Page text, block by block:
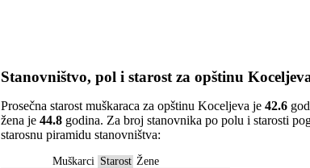
Stanovništvo, pol i starost za opštinu
Prosečna starost muškaraca za opštinu Koceljeva je 42.6
žena je 44.8 godina. Za broj stanovnika po polu i starosti
starosnu piramidu stanovništva:
Muškarci Starost Žene